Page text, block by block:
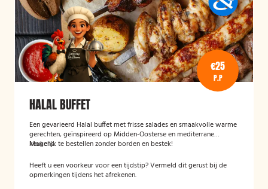
€25
P.P
HALAL BUFFET
Een gevarieerd Halal buffet met frisse salades en smaakvolle warme
gerechten, geïnspireerd op Midden-Oosterse en mediterrane
keukens.
Mogelijk te bestellen zonder borden en bestek!
Heeft u een voorkeur voor een tijdstip? Vermeld dit gerust bij de
opmerkingen tijdens het afrekenen.